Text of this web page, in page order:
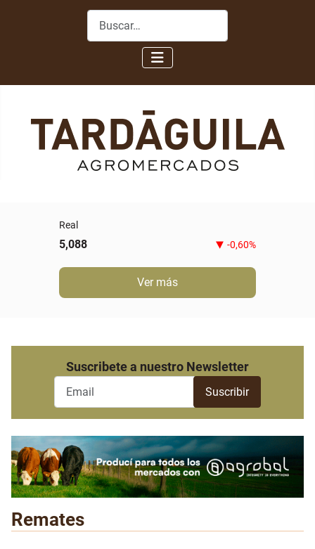
Buscar
Novillo gordo especial
5,80 0,00%
Ver más
Suscribete a nuestro Newsletter
Remates